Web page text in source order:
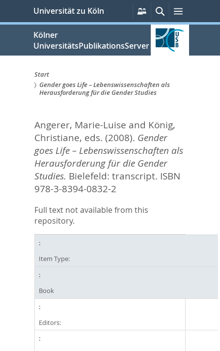
springen
Universität zu Köln
Persönliche
Services
SucheMenü
Kölner
UniversitätsPublikationsServer
Sie
hier:
Start
Gender goes Life – Lebenswissenschaften als
Herausforderung für die Gender Studies
Angerer, Marie-Luise and König,
Christiane, eds. (2008). Gender
goes Life – Lebenswissenschaften als
Herausforderung für die Gender
Studies. Bielefeld: transcript. ISBN
978-3-8394-0832-2
Full text not available from this
repository.
Item Type:
Book
Editors: